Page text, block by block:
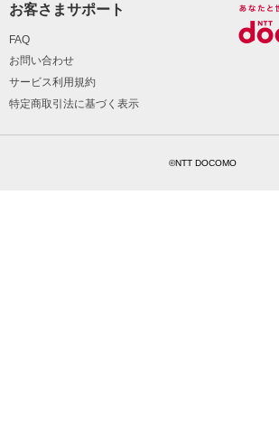
お客さまサポート
FAQ
お問い合わせ
サービス利用規約
特定商取引法に基づく表示
©NTT DOCOMO